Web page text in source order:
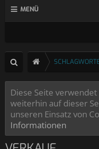
MENÜ
Diese Seite
weiterhin auf dieser
unseren Einsatz von
Informationen